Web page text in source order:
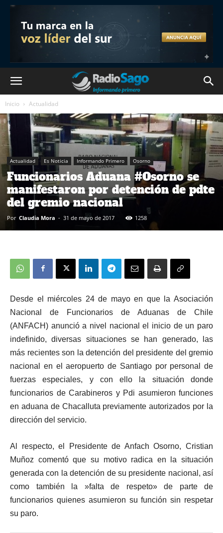
Inicio Actualidad
Actualidad Es Noticia Informando Primero Osorno
Funcionarios Aduana #Osorno se
manifestaron por detención de pdte
del gremio nacional
Por Claudia Mora - 31 de mayo de 2017 1258
Desde el miércoles 24 de mayo en que la Asociación
Nacional de Funcionarios de Aduanas de Chile
(ANFACH) anunció a nivel nacional el inicio de un paro
indefinido, diversas situaciones se han generado, las
más recientes son la detención del presidente del gremio
nacional en el aeropuerto de Santiago por personal de
fuerzas especiales, y con ello la situación donde
funcionarios de Carabineros y Pdi asumieron funciones
en aduana de Chacalluta previamente autorizados por la
dirección del servicio.
Al respecto, el Presidente de Anfach Osorno, Cristian
Muñoz comentó que su motivo radica en la situación
generada con la detención de su presidente nacional, así
como también la »falta de respeto» de parte de
funcionarios quienes asumieron su función sin respetar
su paro.